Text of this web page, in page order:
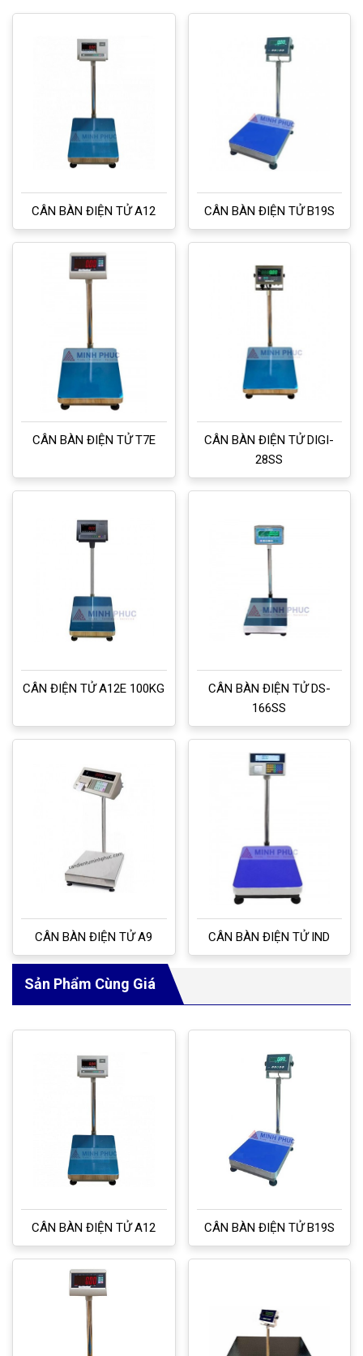
CÂN BÀN ĐIỆN TỬ A12 CÂN BÀN ĐIỆN TỬ B19S
CÂN BÀN ĐIỆN TỬ T7E
CÂN BÀN ĐIỆN TỬ DIGI-
28SS
CÂN ĐIỆN TỬ A12E 100KG
CÂN BÀN ĐIỆN TỬ DS-
166SS
CÂN BÀN ĐIỆN TỬ A9 CÂN BÀN ĐIỆN TỬ IND
Sản Phẩm Cùng Giá
CÂN BÀN ĐIỆN TỬ A12 CÂN BÀN ĐIỆN TỬ B19S